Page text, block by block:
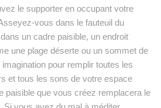
le supporter en occupant votre
vous dans le fauteuil du
un cadre paisible, un endroit
une plage déserte ou un sommet de
pour remplir toutes les
et tous les sons de votre espace
paisible que vous créez remplacera le